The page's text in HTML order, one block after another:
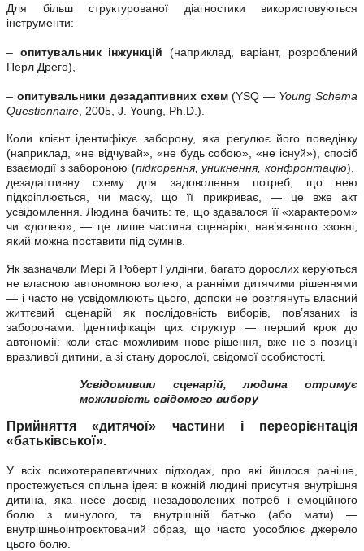
Для більш структурованої діагностики використовуються
інструменти:
– опитувальник інжункцій (наприклад, варіант, розроблений
Перл Дрего),
– опитувальники дезадаптивних схем(YSQ — Young Schema
Questionnaire , 2005, J. Young, Ph.D.).
Коли клієнт ідентифікує заборону, яка регулює його поведінку
(наприклад, «не відчувай», «не будь собою», «не існуй»), спосіб
взаємодії з забороною (підкорення, уникнення, конфронтацію),
дезадаптивну схему для задоволення потреб, що нею
підкріплюється, чи маску, що її прикриває, — це вже акт
усвідомлення. Людина бачить: те, що здавалося її «характером»
чи «долею», — це лише частина сценарію, нав’язаного ззовні,
який можна поставити під сумнів.
Як зазначали Мері й Роберт Гулдінги, багато дорослих керуються
не власною автономною волею, а ранніми дитячими рішеннями
— і часто не усвідомлюють цього, допоки не розглянуть власний
життєвий сценарій як послідовність виборів, пов’язаних із
заборонами. Ідентифікація цих структур — перший крок до
автономії: коли стає можливим нове рішення, вже не з позиції
вразливої дитини, а зі стану дорослої, свідомої особистості.
Усвідомивши сценарій, людина отримує
можливість свідомого вибору
Прийняття «дитячої» частини і переорієнтація
«батьківської».
У всіх психотерапевтичних підходах, про які йшлося раніше,
простежується спільна ідея: в кожній людині присутня внутрішня
дитина, яка несе досвід незадоволених потреб і емоційного
болю з минулого, та внутрішній батько (або мати) —
внутрішньоінтроєктований образ, що часто уособлює джерело
цього болю.